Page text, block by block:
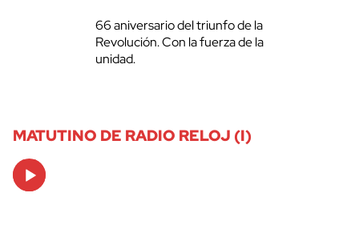
66 aniversario del triunfo de la
Revolución. Con la fuerza de la
unidad.
MATUTINO DE RADIO RELOJ (I)
Audio
Player